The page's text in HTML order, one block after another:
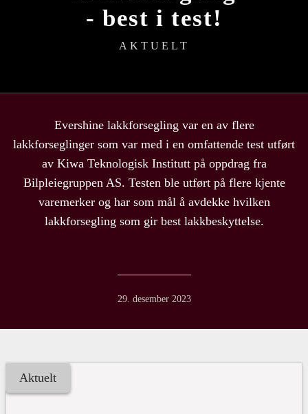
- best i test!
AKTUELT
Evershine lakkforsegling var en av flere
lakkforseglinger som var med i en omfattende test utført
av Kiwa Teknologisk Institutt på oppdrag fra
Bilpleiegruppen AS. Testen ble utført på flere kjente
varemerker og har som mål å avdekke hvilken
lakkforsegling som gir best lakkbeskyttelse.
29. desember 2023
Aktuelt